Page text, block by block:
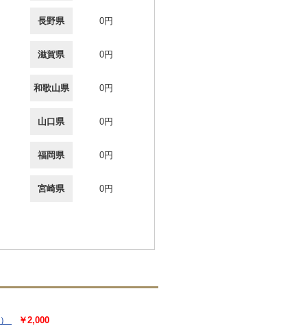
長野県 0円
滋賀県 0円
和歌山県 0円
山口県 0円
福岡県 0円
宮崎県 0円
￥2,000